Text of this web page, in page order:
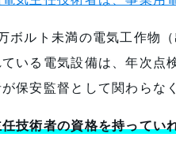
ボルト未満の電気工作物
いる電気設備は、年次点
保安監督として関わらな
技術者の資格を持ってい